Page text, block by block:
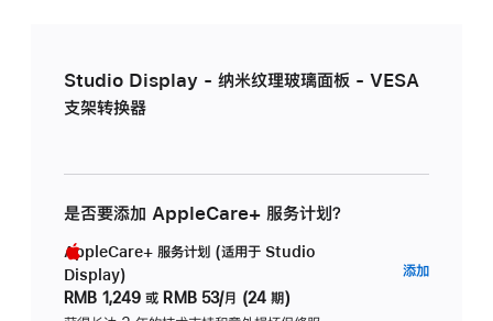
Studio Display - 纳米纹理玻璃面板 - VESA
支架转换器
是否要添加 AppleCare+ 服务计划？
AppleCare+ 服务计划 (适用于 Studio
Display)
RMB 1,249 或 RMB 53/月 (24 期)
添加